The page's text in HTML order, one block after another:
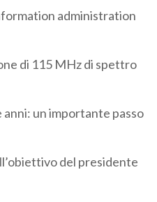
administration
di 115 MHz di spettro
un importante passo
del presidente